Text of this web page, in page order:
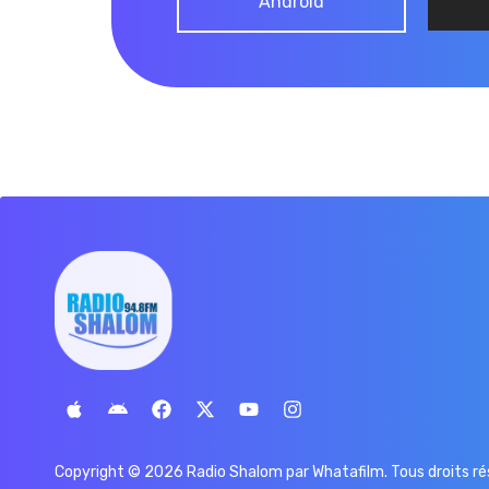
Copyright © 2026 Radio Shalom parWhatafilm. Tous droits